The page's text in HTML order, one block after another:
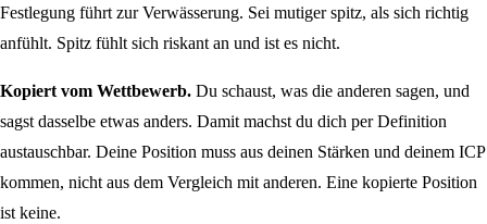
Festlegung führt zur Verwässerung. Sei mutiger spitz, als sich richtig
anfühlt. Spitz fühlt sich riskant an und ist es nicht.
Kopiert vom Wettbewerb. Du schaust, was die anderen sagen, und
sagst dasselbe etwas anders. Damit machst du dich per Definition
austauschbar. Deine Position muss aus deinen Stärken und deinem ICP
kommen, nicht aus dem Vergleich mit anderen. Eine kopierte Position
ist keine.